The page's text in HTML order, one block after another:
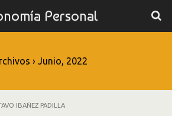
Personal
› Junio, 2022
IBAÑEZ PADILLA